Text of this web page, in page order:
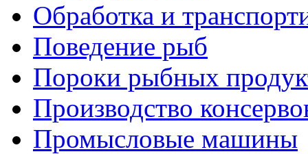
Обработка и
Поведение рыб
Пороки рыбных
Производство
Промысловые машины